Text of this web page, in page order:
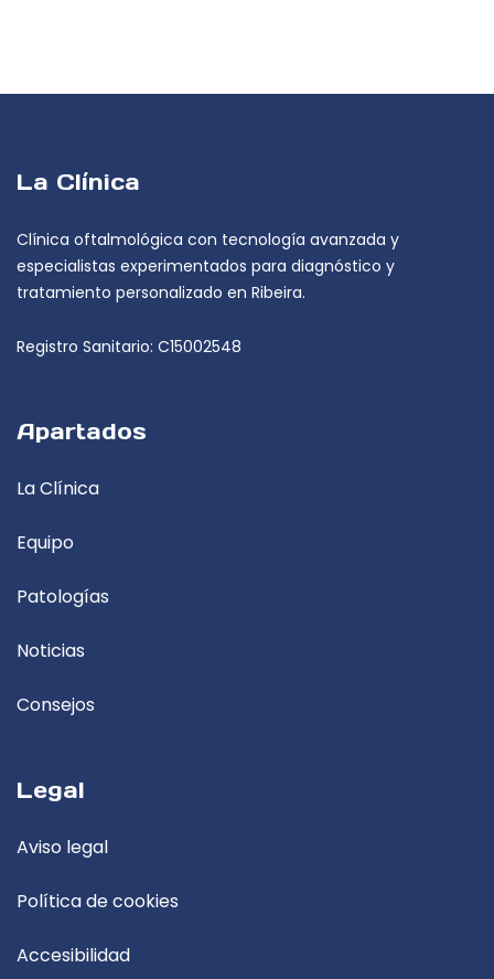
La Clínica
Clínica oftalmológica con tecnología avanzada y
especialistas experimentados para diagnóstico y
tratamiento personalizado en Ribeira.
Registro Sanitario: C15002548
Apartados
La Clínica
Equipo
Patologías
Noticias
Consejos
Legal
Aviso legal
Política de cookies
Accesibilidad